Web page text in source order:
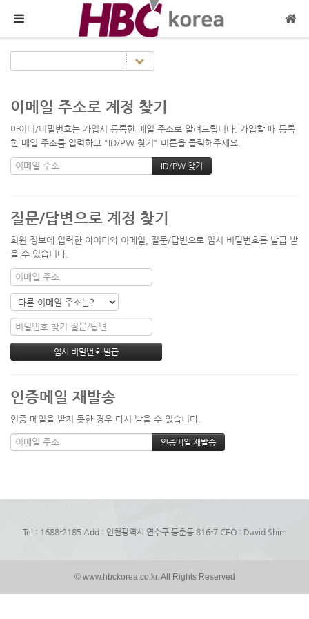
이메일 주소로 계정 찾기
아이디/비밀번호는 가입시 등록한 메일 주소로 알려드립니다. 가입할 때 등록
한 메일 주소를 입력하고 "ID/PW 찾기" 버튼을 클릭해주세요.
질문/답변으로 계정 찾기
회원 정보에 입력한 아이디와 이메일, 질문/답변으로 임시 비밀번호를 발급 받
을 수 있습니다.
인증메일 재발송
인증 메일을 받지 못한 경우 다시 받을 수 있습니다.
Tel : 1688-2185 Add : 인천광역시 연수구 동춘동 816-7 CEO : David Shim
© www.hbckorea.co.kr. All Rights Reserved